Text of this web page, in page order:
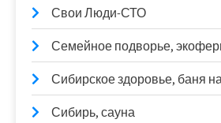
Свои Люди-СТО
Семейное подворье,
Сибирское здоровье, баня
Сибирь, сауна